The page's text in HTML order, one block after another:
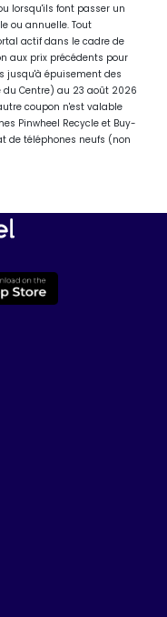
lorsqu'ils font passer un
ou annuelle. Tout
actif dans le cadre de
aux prix précédents pour
jusqu'à épuisement des
du Centre) au 23 août 2026
coupon n'est valable
Pinwheel Recycle et Buy-
de téléphones neufs (non